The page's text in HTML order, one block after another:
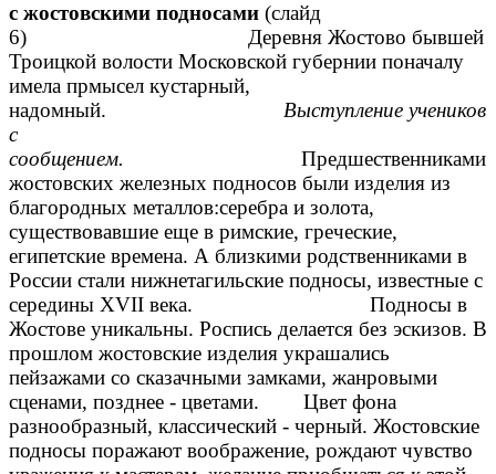
с жостовскими подносами (слайд
6)
Деревня Жостово бывшей
Троицкой волости Московской губернии поначалу
имела прмысел кустарный,
надомный. Выступление учеников
с
сообщением. Предшественниками
жостовских железных подносов были изделия из
благородных металлов:серебра и золота,
существовавшие еще в римские, греческие,
египетские времена. А близкими родственниками в
России стали нижнетагильские подносы, известные с
середины XVII века. Подносы в
Жостове уникальны. Роспись делается без эскизов. В
прошлом жостовские изделия украшались
пейзажами со сказачными замками, жанровыми
сценами, позднее - цветами. Цвет фона
разнообразный, классический - черный. Жостовские
подносы поражают воображение, рождают чувство